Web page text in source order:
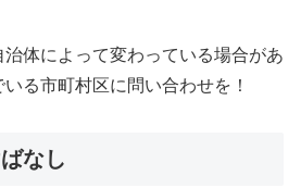
体によって変わっている場合があ
る市町村区に問い合わせを！
なし